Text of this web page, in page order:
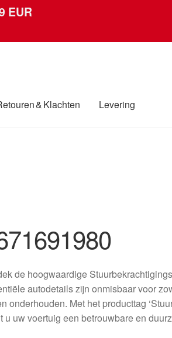
EUR
& Klachten Levering
de hoogwaardige
autodetails zijn onmisbaar voor
onderhouden. Met het producttag
u uw voertuig een betrouwbare en